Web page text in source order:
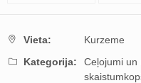
Vieta:
Kurzeme
Kategorija:
Ceļojumi un